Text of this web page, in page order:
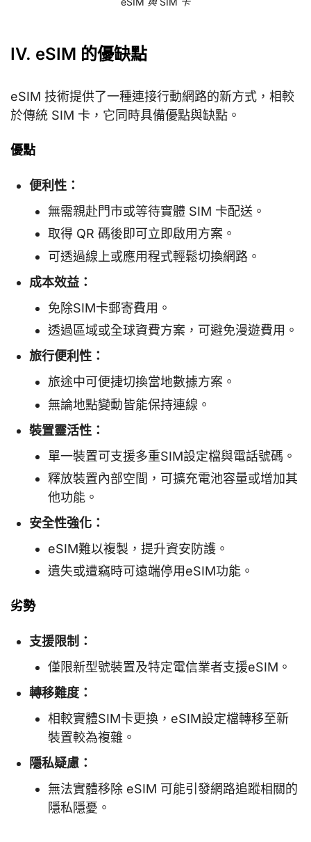
IV. eSIM 的優缺點
eSIM 技術提供了一種連接行動網路的新方式，相較
於傳統 SIM 卡，它同時具備優點與缺點。
優點
便利性：
無需親赴門市或等待實體 SIM 卡配送。
取得 QR 碼後即可立即啟用方案。
可透過線上或應用程式輕鬆切換網路。
成本效益：
免除SIM卡郵寄費用。
透過區域或全球資費方案，可避免漫遊費用。
旅行便利性：
旅途中可便捷切換當地數據方案。
無論地點變動皆能保持連線。
裝置靈活性：
單一裝置可支援多重SIM設定檔與電話號碼。
釋放裝置內部空間，可擴充電池容量或增加其
他功能。
安全性強化：
eSIM難以複製，提升資安防護。
遺失或遭竊時可遠端停用eSIM功能。
劣勢
支援限制：
僅限新型號裝置及特定電信業者支援eSIM。
轉移難度：
相較實體SIM卡更換，eSIM設定檔轉移至新
裝置較為複雜。
隱私疑慮：
無法實體移除 eSIM 可能引發網路追蹤相關的
隱私隱憂。